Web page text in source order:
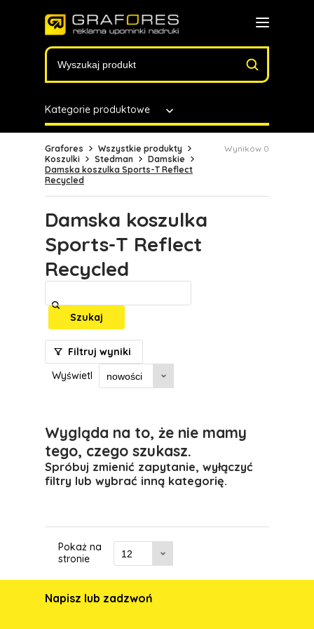
Kategorie produktowe
Grafores
Wszystkie produkty
Koszulki
Stedman
Damskie
Damska koszulka Sports-T Reflect
Recycled
Wyników 0
Damska koszulka
Sports-T Reflect
Recycled
Szukaj
Filtruj wyniki
Wyświetl
Wygląda na to, że nie mamy
tego, czego szukasz.
Spróbuj zmienić zapytanie, wyłączyć
filtry lub wybrać inną kategorię.
Pokaż na
stronie
Napisz lub zadzwoń